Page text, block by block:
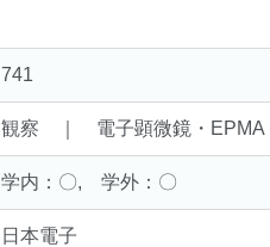
741
観察 ｜ 電子顕微鏡・EPMA
学内：〇, 学外：〇
日本電子